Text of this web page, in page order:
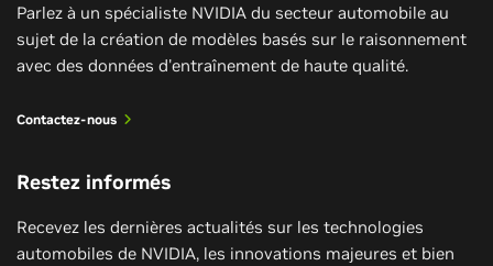
Parlez à un spécialiste NVIDIA du secteur automobile au
sujet de la création de modèles basés sur le raisonnement
avec des données d'entraînement de haute qualité.
Contactez-nous
Restez informés
Recevez les dernières actualités sur les technologies
automobiles de NVIDIA, les innovations majeures et bien